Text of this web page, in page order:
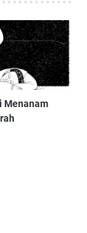
Menanam